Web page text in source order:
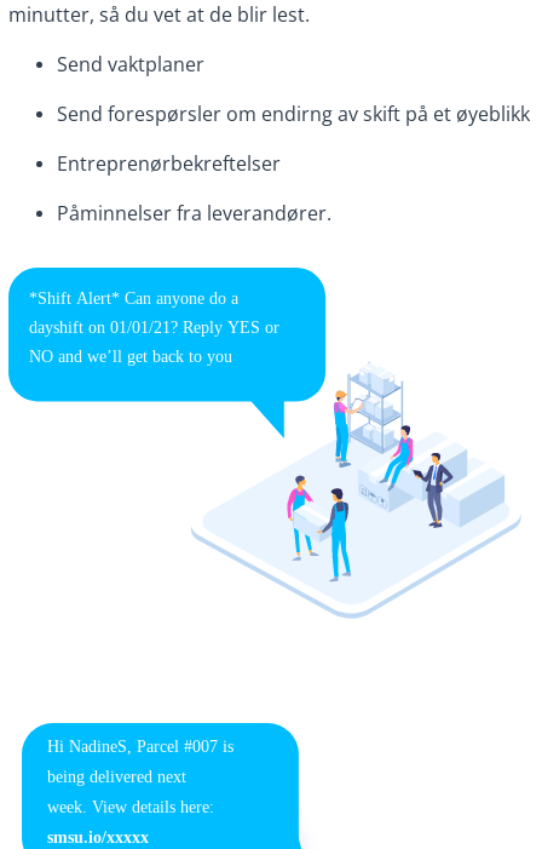
minutter, så du vet at de blir lest.
Send vaktplaner
Send forespørsler om endirng av skift på et øyeblikk
Entreprenørbekreftelser
Påminnelser fra leverandører.